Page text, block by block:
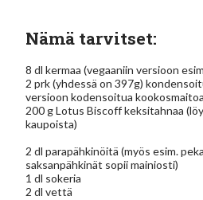
Nämä tarvitset:
8 dl kermaa (vegaaniin versioon
2 prk (yhdessä on 397g)
versioon kodensoitua
200 g Lotus Biscoff keksitahnaa
kaupoista)
2 dl parapähkinöitä (myös esim.
saksanpähkinät sopii mainiosti)
1 dl sokeria
2 dl vettä